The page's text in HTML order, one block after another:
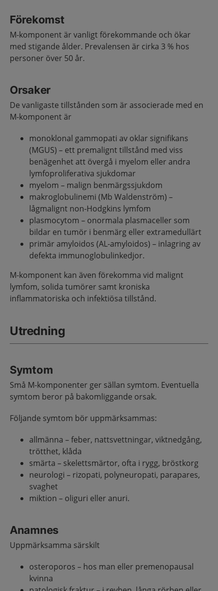
Förekomst
M-komponent är vanligt förekommande och ökar
med stigande ålder. Prevalensen är cirka 3 % hos
personer över 50 år.
Orsaker
De vanligaste tillstånden som är associerade med en
M-komponent är
monoklonal gammopati av oklar signifikans
(MGUS) – ett premalignt tillstånd med viss
benägenhet att övergå i myelom eller andra
lymfoproliferativa sjukdomar
myelom – malign benmärgssjukdom
makroglobulinemi (Mb Waldenström) –
lågmalignt non-Hodgkins lymfom
plasmocytom – onormala plasmaceller som
bildar en tumör i benmärg eller extramedullärt
primär amyloidos (AL-amyloidos) – inlagring av
defekta immunoglobulinkedjor.
M-komponent kan även förekomma vid malignt
lymfom, solida tumörer samt kroniska
inflammatoriska och infektiösa tillstånd.
Utredning
Symtom
Små M-komponenter ger sällan symtom. Eventuella
symtom beror på bakomliggande orsak.
Följande symtom bör uppmärksammas:
allmänna – feber, nattsvettningar, viktnedgång,
trötthet, klåda
smärta – skelettsmärtor, ofta i rygg, bröstkorg
neurologi – rizopati, polyneuropati, parapares,
svaghet
miktion – oliguri eller anuri.
Anamnes
Uppmärksamma särskilt
osteroporos – hos man eller premenopausal
kvinna